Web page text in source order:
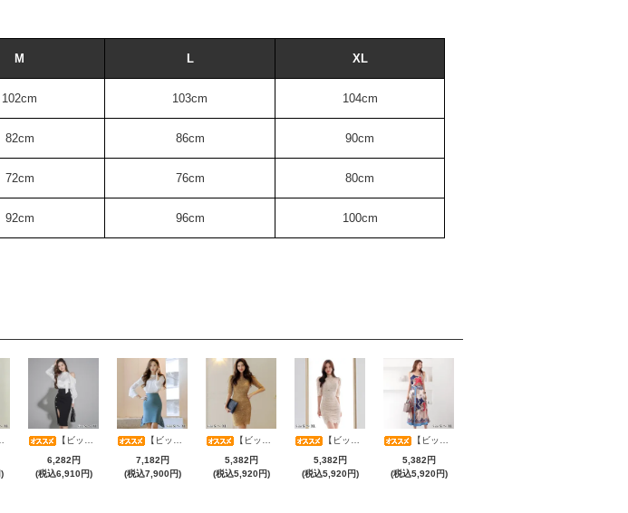
M L XL
102cm 103cm 104cm
82cm 86cm 90cm
72cm 76cm 80cm
92cm 96cm 100cm
【ビッグサマーセール対象品】艶やかサテン×美シルエット大人のためのオフショルダーセットアップ(キャバドレス・CABARETDRESS)
6,282円
(税込6,910円)
【ビッグサマーセール対象品】美麗レースベルスリーブトップス＆パールタイトスカートセットアップ(キャバドレス・CABARETDRESS)
7,182円
(税込7,900円)
【ビッグサマーセール対象品】フラワー総レースタイトミニワンピース(キャバドレス・CABARETDRESS)
5,382円
(税込5,920円)
【ビッグサマーセール対象品】大人フェミニンハーフスリーブ総レースワンピース(キャバドレス・CABARETDRESS)
5,382円
(税込5,920円)
【ビッグサマーセール対象品】スカーフ柄キャミ×タック入りミモレ丈スカートセットアップ(キャバドレス・CABARETDRESS)
5,382円
(税込5,920円)